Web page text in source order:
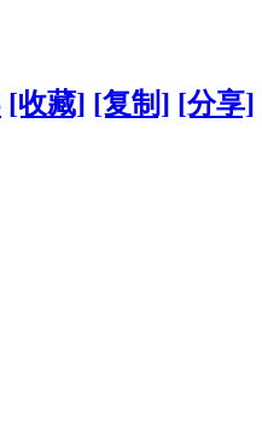
[收藏] [复制] [分享]